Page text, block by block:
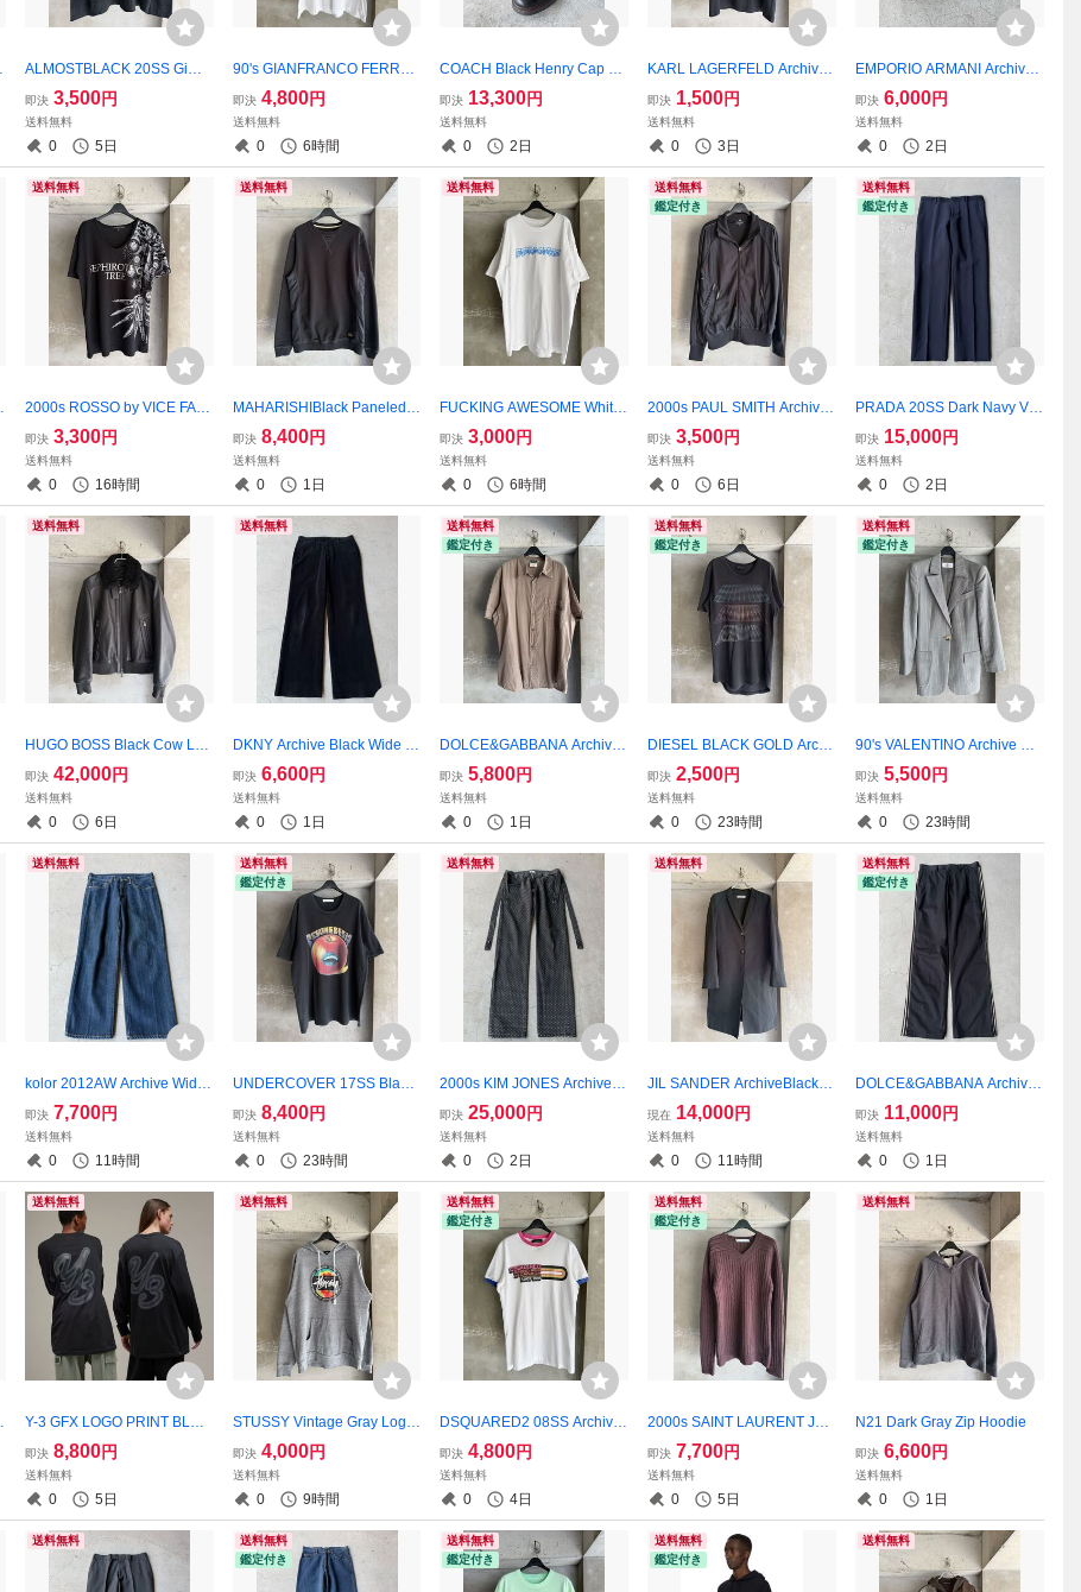
ALMOSTBLACK 20SS Gimm
ick Detail Oversized Black H
oodie
即決 3,500円
送料無料
0 5日
90's GIANFRANCO FERRE
Archive White Oversized Em
blem Graphic T-Shirt
即決 4,800円
送料無料
0 6時間
COACH Black Henry Cap To
e Leather Boots
即決 13,300円
送料無料
0 2日
KARL LAGERFELD Archive
Black T-Shirt
即決 1,500円
送料無料
0 3日
EMPORIO ARMANI Archive
Black Logo Leather Belt
即決 6,000円
送料無料
0 2日
送料無料
2000s ROSSO by VICE FAIR
Y Archive Sephirothic Tree G
othic Graphic T-Shirt
即決 3,300円
送料無料
0 16時間
送料無料
MAHARISHIBlack Paneled S
weat
即決 8,400円
送料無料
0 1日
送料無料
FUCKING AWESOME White
Collage Logo T-Shirt
即決 3,000円
送料無料
0 6時間
送料無料
鑑定付き
2000s PAUL SMITH Archive
Black Zip-Up Track Jacket
即決 3,500円
送料無料
0 6日
送料無料
鑑定付き
PRADA 20SS Dark Navy Vir
gin Wool Slacks
即決 15,000円
送料無料
0 2日
送料無料
HUGO BOSS Black Cow Lea
ther Shearling Collar Jacke
即決 42,000円
送料無料
0 6日
送料無料
DKNY Archive Black Wide C
orduroy Trousers
即決 6,600円
送料無料
0 1日
送料無料
鑑定付き
DOLCE&GABBANA Archive
Dark Brown Double Pocket S
hort Sleeve Shirt
即決 5,800円
送料無料
0 1日
送料無料
鑑定付き
DIESEL BLACK GOLD Archi
ve Black Cyber Grid Graphic
T-Shirt
即決 2,500円
送料無料
0 23時間
送料無料
鑑定付き
90's VALENTINO Archive Bel
ted Back Pinstripe Blazer
即決 5,500円
送料無料
0 23時間
送料無料
kolor 2012AW Archive Wide
Straight Jeans
即決 7,700円
送料無料
0 11時間
送料無料
鑑定付き
UNDERCOVER 17SS Black
Psychedelic Apple T-Shirt
即決 8,400円
送料無料
0 23時間
送料無料
2000s KIM JONES Archive D
ark Gray Embroidered Strap
Denim Pants
即決 25,000円
送料無料
0 2日
送料無料
JIL SANDER ArchiveBlack C
hester Coat
現在 14,000円
送料無料
0 11時間
送料無料
鑑定付き
DOLCE&GABBANA Archive
Black Side Line Straight Trou
sers
即決 11,000円
送料無料
0 1日
送料無料
Y-3 GFX LOGO PRINT BLAC
K L/S T-SHIRT
即決 8,800円
送料無料
0 5日
送料無料
STUSSY Vintage Gray Logo
Hoodie
即決 4,000円
送料無料
0 9時間
送料無料
鑑定付き
DSQUARED2 08SS Archive
Twin Turbo Graphic Ringer T
-Shirt
即決 4,800円
送料無料
0 4日
送料無料
鑑定付き
2000s SAINT LAURENT JEA
NS Archive Burgandy V-Nec
k Knit Sweater
即決 7,700円
送料無料
0 5日
送料無料
N21 Dark Gray Zip Hoodie
即決 6,600円
送料無料
0 1日
送料無料
送料無料
鑑定付き
送料無料
鑑定付き
送料無料
鑑定付き
送料無料